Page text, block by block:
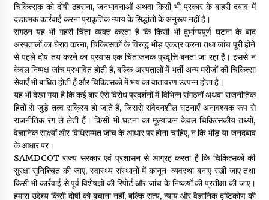
चिकित्सक को दोषी ठहराना, जनभावनाओं अथवा किसी भी प्रकार के बाहरी दबाव में
दंडात्मक कार्रवाई करना प्राकृतिक न्याय के सिद्धांतों के अनुरूप नहीं है।
संगठन यह भी गहरी चिंता व्यक्त करता है कि किसी भी दुर्भाग्यपूर्ण घटना के बाद
अस्पतालों का घेराव करना, चिकित्सकों के विरुद्ध भीड़ एकत्र करना तथा जांच पूरी होने
से पहले दोष तय करने का प्रयास एक चिंताजनक प्रवृत्ति बनता जा रहा है। इससे न
केवल निष्पक्ष जांच प्रभावित होती है, बल्कि अस्पतालों में भर्ती अन्य मरीजों की चिकित्सा
सेवाएँ भी बाधित होती हैं और चिकित्सकों में भय का वातावरण उत्पन्न होता है।
यह भी देखा गया है कि कई बार ऐसे विरोध प्रदर्शनों में विभिन्न संगठनों अथवा राजनीतिक
हितों से जुड़े तत्व सक्रिय हो जाते हैं, जिससे संवेदनशील घटनाएँ अनावश्यक रूप से
राजनीतिक रंग ले लेती हैं। किसी भी घटना का मूल्यांकन केवल चिकित्सकीय तथ्यों,
वैज्ञानिक साक्ष्यों और विधिसम्मत जांच के आधार पर होना चाहिए, न कि भीड़ या जनदबाव
के आधार पर।
SAMDCOT राज्य सरकार एवं प्रशासन से आग्रह करता है कि चिकित्सकों की
सुरक्षा सुनिश्चित की जाए, स्वास्थ्य संस्थानों में कानून-व्यवस्था बनाए रखी जाए तथा
किसी भी कार्रवाई से पूर्व विशेषज्ञों की रिपोर्ट और जांच के निष्कर्षों की प्रतीक्षा की जाए।
हमारा उद्देश्य किसी दोषी को बचाना नहीं, बल्कि सत्य, न्याय और वैज्ञानिक दृष्टिकोण की